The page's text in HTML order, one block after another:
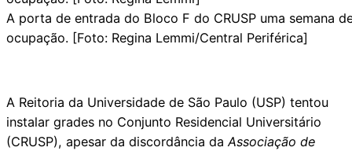
A porta de entrada do Bloco F do CRUSP uma semana
ocupação. [Foto: Regina Lemmi/Central Periférica]
A Reitoria da Universidade de São Paulo (USP) tentou
instalar grades no Conjunto Residencial Universitário
(CRUSP), apesar da discordância da Associação de